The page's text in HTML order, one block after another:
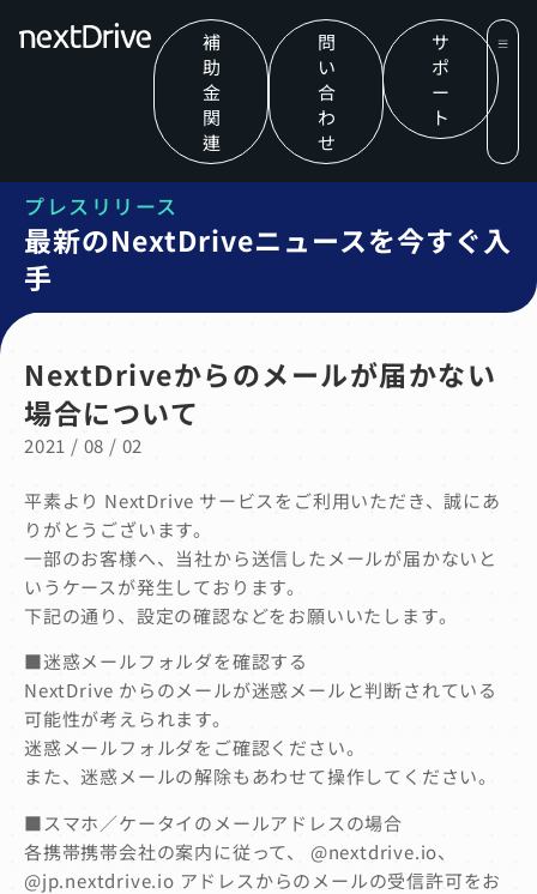
補
助
金
関
連
問
い
合
わ
せ
サ
ポ
ー
ト
プレスリリース
最新のNextDriveニュースを今すぐ入
手
NextDriveからのメールが届かない
場合について
2021 / 08 / 02
平素より NextDrive サービスをご利用いただき、誠にあ
りがとうございます。
一部のお客様へ、当社から送信したメールが届かないと
いうケースが発生しております。
下記の通り、設定の確認などをお願いいたします。
■迷惑メールフォルダを確認する
NextDrive からのメールが迷惑メールと判断されている
可能性が考えられます。
迷惑メールフォルダをご確認ください。
また、迷惑メールの解除もあわせて操作してください。
■スマホ／ケータイのメールアドレスの場合
各携帯携帯会社の案内に従って、 @nextdrive.io、
@jp.nextdrive.io アドレスからのメールの受信許可をお